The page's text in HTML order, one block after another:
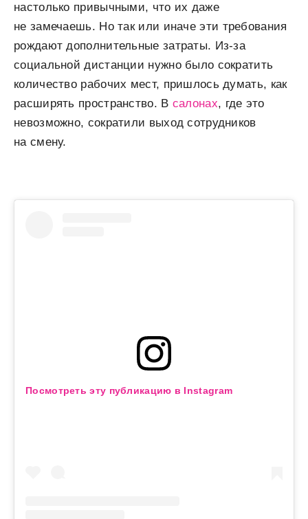
настолько привычными, что их даже
не замечаешь. Но так или иначе эти требования
рождают дополнительные затраты. Из-за
социальной дистанции нужно было сократить
количество рабочих мест, пришлось думать, как
расширять пространство. В салонах, где это
невозможно, сократили выход сотрудников
на смену.
Посмотреть эту публикацию в Instagram